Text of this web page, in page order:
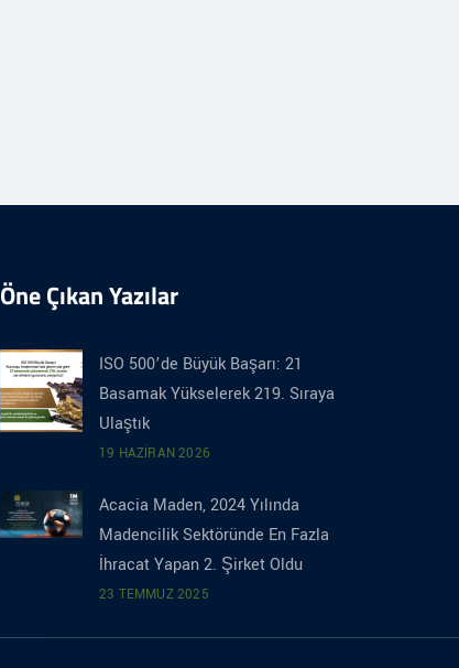
Öne Çıkan Yazılar
ISO 500’de Büyük Başarı: 21
Basamak Yükselerek 219. Sıraya
Ulaştık
19 HAZIRAN 2026
Acacia Maden, 2024 Yılında
Madencilik Sektöründe En Fazla
İhracat Yapan 2. Şirket Oldu
23 TEMMUZ 2025